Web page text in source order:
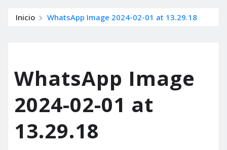
Inicio WhatsApp Image 2024-02-01 at 13.29.18
WhatsApp Image
2024-02-01 at
13.29.18